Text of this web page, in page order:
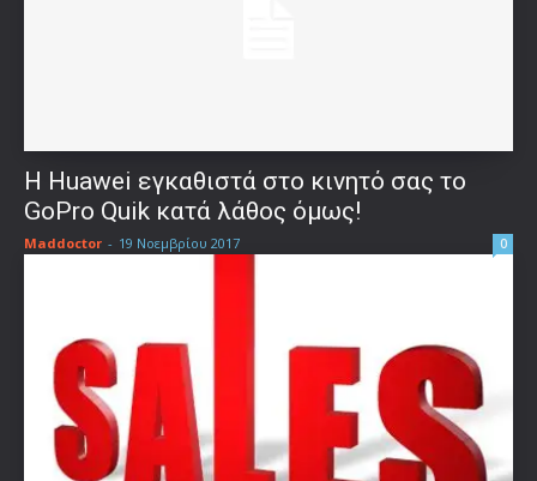
Η Huawei εγκαθιστά στο κινητό σας το
GoPro Quik κατά λάθος όμως!
Maddoctor - 19 Νοεμβρίου 2017 0